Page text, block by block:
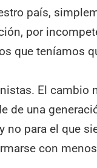
país,
por
que teníamos
El cambio
de una
no para el que
con